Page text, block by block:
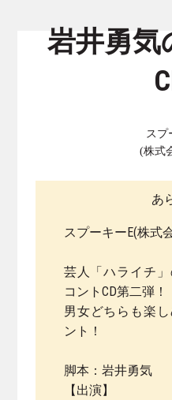
岩井勇気
スプ
(株式
あ
スプーキーE(株式
芸人「ハライチ
コントCD第二弾！
男女どちらも楽
ント！
脚本：岩井勇気
【出演】